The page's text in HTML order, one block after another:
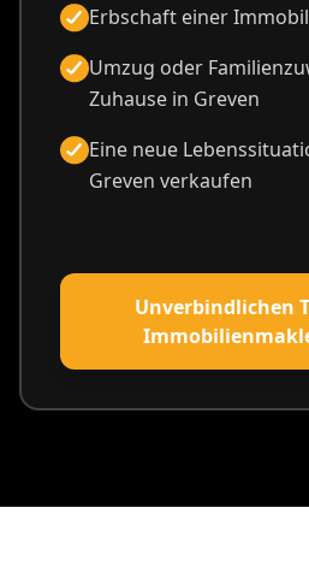
Erbschaft einer
Umzug oder
Zuhause in Greven
Eine neue
Greven verkaufen
Unverbindlichen